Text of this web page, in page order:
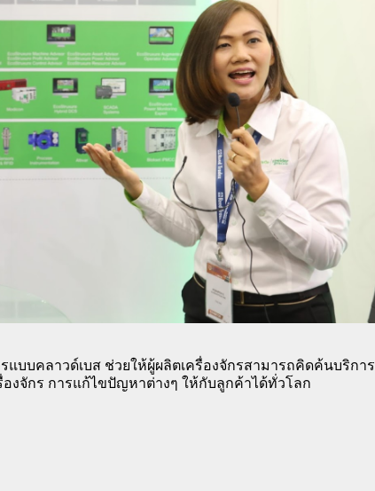
แบบคลาวด์เบส ช่วยให้ผู้ผลิตเครื่องจักรสามารถคิดค้นบริการ
งจักร การแก้ไขปัญหาต่างๆ ให้กับลูกค้าได้ทั่วโลก